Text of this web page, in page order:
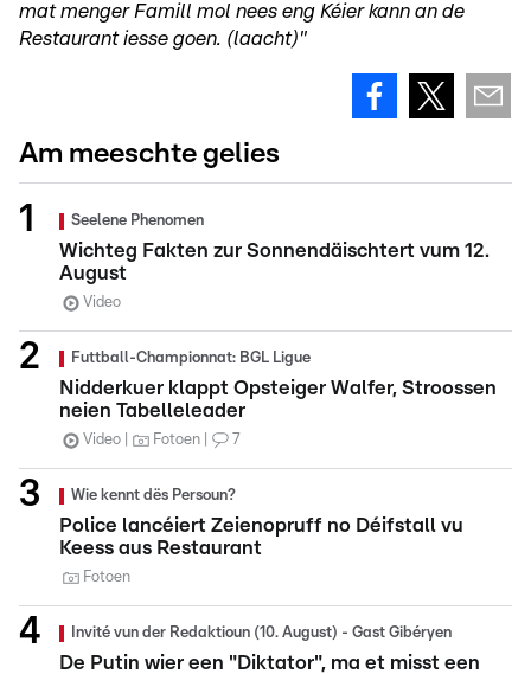
mat menger Famill mol nees eng Kéier kann an de
Restaurant iesse goen. (laacht)"
Am meeschte gelies
Seelene Phenomen
Wichteg Fakten zur Sonnendäischtert vum 12.
August
Video
Futtball-Championnat: BGL Ligue
Nidderkuer klappt Opsteiger Walfer, Stroossen
neien Tabelleleader
Video Fotoen 7
Wie kennt dës Persoun?
Police lancéiert Zeienopruff no Déifstall vu
Keess aus Restaurant
Fotoen
Invité vun der Redaktioun (10. August) - Gast Gibéryen
De Putin wier een "Diktator", ma et misst een